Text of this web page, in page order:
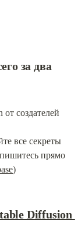
за два
создателей
все секреты
прямо
)
Diffusion